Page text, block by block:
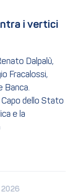
i vertici
Dalpalù,
Fracalossi,
Banca.
dello Stato
e la
2026